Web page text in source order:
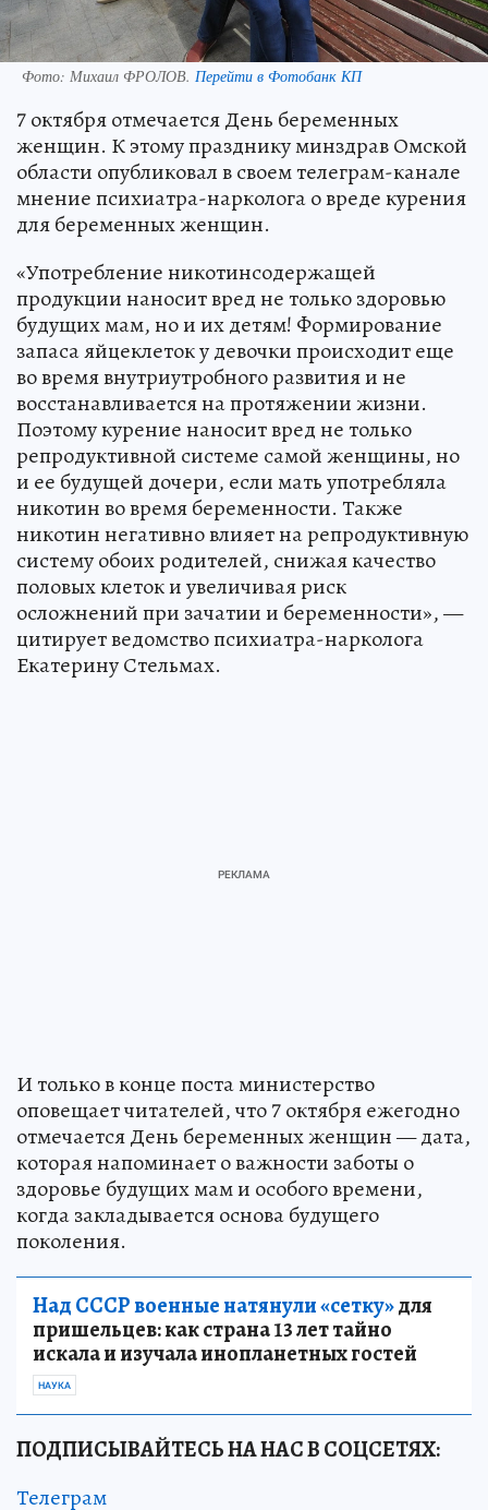
Фото: Михаил ФРОЛОВ. Перейти в Фотобанк КП
7 октября отмечается День беременных
женщин. К этому празднику минздрав Омской
области опубликовал в своем телеграм-канале
мнение психиатра-нарколога о вреде курения
для беременных женщин.
«Употребление никотинсодержащей
продукции наносит вред не только здоровью
будущих мам, но и их детям! Формирование
запаса яйцеклеток у девочки происходит еще
во время внутриутробного развития и не
восстанавливается на протяжении жизни.
Поэтому курение наносит вред не только
репродуктивной системе самой женщины, но
и ее будущей дочери, если мать употребляла
никотин во время беременности. Также
никотин негативно влияет на репродуктивную
систему обоих родителей, снижая качество
половых клеток и увеличивая риск
осложнений при зачатии и беременности», —
цитирует ведомство психиатра-нарколога
Екатерину Стельмах.
И только в конце поста министерство
оповещает читателей, что 7 октября ежегодно
отмечается День беременных женщин — дата,
которая напоминает о важности заботы о
здоровье будущих мам и особого времени,
когда закладывается основа будущего
поколения.
Над СССР военные натянули «сетку»для
пришельцев: как страна 13 лет тайно
искала и изучала инопланетных гостей
НАУКА
ПОДПИСЫВАЙТЕСЬ НА НАС В СОЦСЕТЯХ:
Телеграм